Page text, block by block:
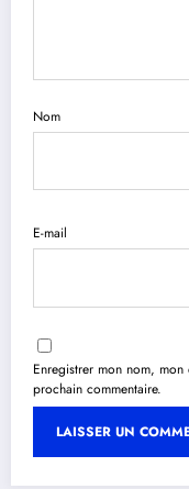
Nom
E-mail
Enregistrer mon nom,
prochain commentaire.